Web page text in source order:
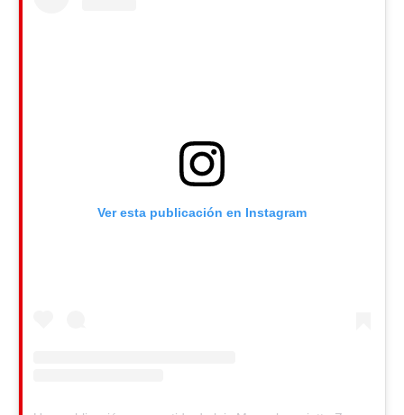
Ver esta publicación en Instagram